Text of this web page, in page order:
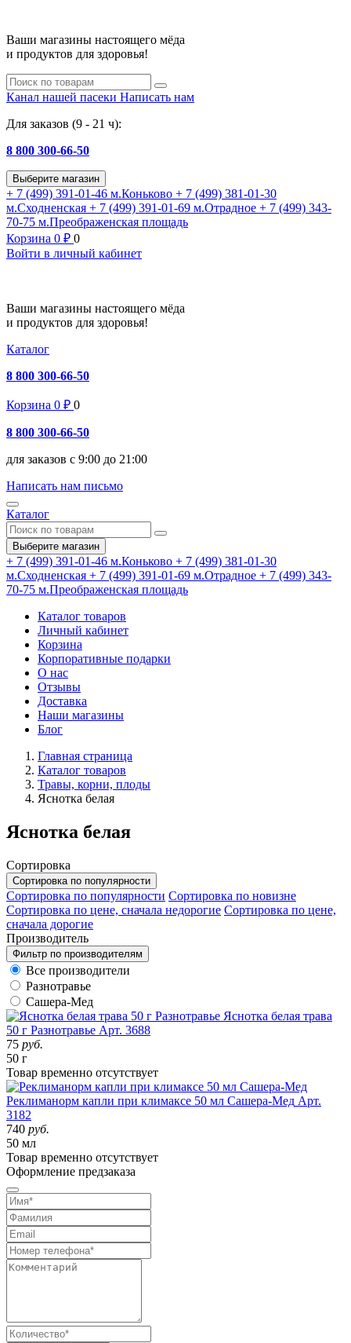
Ваши магазины настоящего мёда
и продуктов для здоровья!
Канал нашей пасеки Написать нам
Для заказов (9 - 21 ч):
8 800 300-66-50
Выберите магазин
+ 7 (499) 391-01-46 м.Коньково + 7 (499) 381-01-30
м.Сходненская + 7 (499) 391-01-69 м.Отрадное + 7 (499) 343-
70-75 м.Преображенская площадь
Корзина 0 ₽ 0
Войти в личный кабинет
Ваши магазины настоящего мёда
и продуктов для здоровья!
Каталог
8 800 300-66-50
Корзина 0 ₽ 0
8 800 300-66-50
для заказов с 9:00 до 21:00
Написать нам письмо
Каталог
Выберите магазин
+ 7 (499) 391-01-46 м.Коньково + 7 (499) 381-01-30
м.Сходненская + 7 (499) 391-01-69 м.Отрадное + 7 (499) 343-
70-75 м.Преображенская площадь
Каталог товаров
Личный кабинет
Корзина
Корпоративные подарки
О нас
Отзывы
Доставка
Наши магазины
Блог
Главная страница
Каталог товаров
Травы, корни, плоды
Яснотка белая
Яснотка белая
Сортировка
Сортировка по популярности
Сортировка по популярности Сортировка по новизне
Сортировка по цене, сначала недорогие Сортировка по цене,
сначала дорогие
Производитель
Фильтр по производителям
Все производители
Разнотравье
Сашера-Мед
Яснотка белая трава
50 г Разнотравье Арт. 3688
75 руб.
50 г
Товар временно отсутствует
Реклиманорм капли при климаксе 50 мл Сашера-Мед Арт.
3182
740 руб.
50 мл
Товар временно отсутствует
Оформление предзаказа